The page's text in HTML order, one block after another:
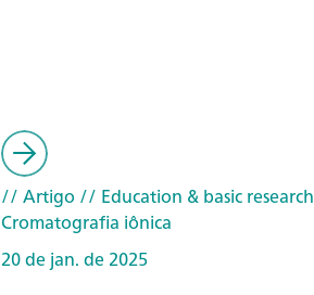
// Artigo // Education & basic research
Cromatografia iônica
20 de jan. de 2025